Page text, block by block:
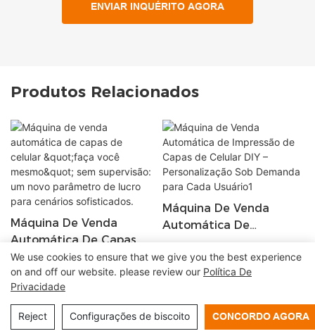
ENVIAR INQUÉRITO AGORA
Produtos Relacionados
Máquina De Venda
Automática De Capas
De Celular "faça Você
Mesmo" Sem Supervisão:
Um Novo Parâmetro De
Lucro Para Cenários
Sofisticados.
Máquina De Venda
Automática De
Celular DIY –
Personalização Sob
Usuário1
Copyright © 2026 Shenzhen Lean Kiosk Systems Co., LTD
|Mapa do site Política de privacidade
We use cookies to ensure that we give you the best experience
on and off our website. please review our Política De
Privacidade
Reject Configurações de biscoito CONCORDO AGORA